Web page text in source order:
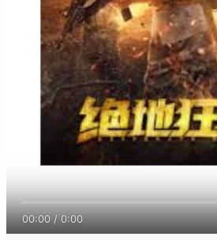
00:00/0:00